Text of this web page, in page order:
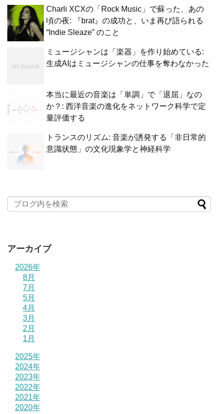
Charli XCXの「Rock Music」で蘇った、あの
頃の夜: 『brat』の成功と、いま再び語られる
“Indie Sleaze” のこと
ミュージシャンは「楽器」を作り始めている:
生成AIはミュージシャンの仕事を奪わなかった
本当に最近の音楽は「単調」で「退屈」なの
か？: 西洋音楽の進化をネットワーク科学で定
量評価する
トランスのリズム: 音楽が誘発する「非日常的
意識状態」の文化現象学と神経科学
アーカイブ
2026年
8月
7月
5月
4月
3月
2月
1月
2025年
2024年
2023年
2022年
2021年
2020年